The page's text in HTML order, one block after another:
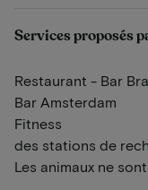
Services proposés
Restaurant - Bar
Bar Amsterdam
Fitness
des stations de
Les animaux ne